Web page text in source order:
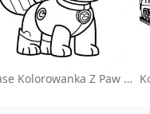
Chase Kolorowanka Z Paw Patrol